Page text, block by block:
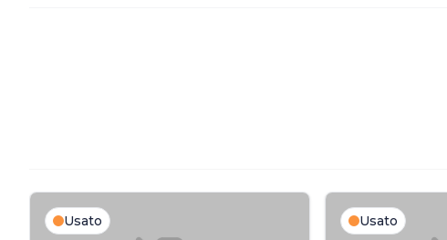
Usato Usato